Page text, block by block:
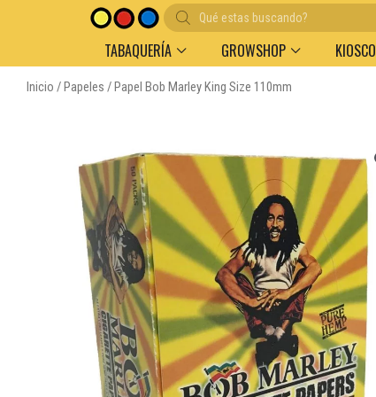
Búsqueda
de
productos
TABAQUERÍA GROWSHOP KIOSCO
Inicio /Papeles / Papel Bob Marley King Size 110mm